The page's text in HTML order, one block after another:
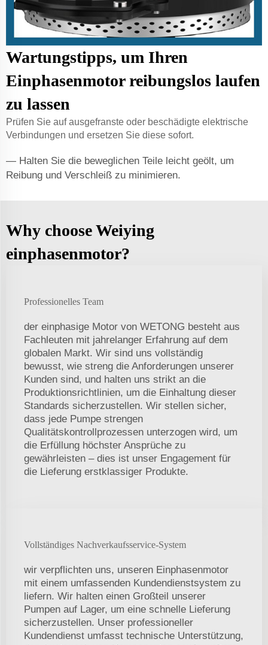
Wartungstipps, um Ihren
Einphasenmotor reibungslos laufen
zu lassen
Prüfen Sie auf ausgefranste oder beschädigte elektrische
Verbindungen und ersetzen Sie diese sofort.
— Halten Sie die beweglichen Teile leicht geölt, um
Reibung und Verschleiß zu minimieren.
Why choose Weiying
einphasenmotor?
Professionelles Team
der einphasige Motor von WETONG besteht aus
Fachleuten mit jahrelanger Erfahrung auf dem
globalen Markt. Wir sind uns vollständig
bewusst, wie streng die Anforderungen unserer
Kunden sind, und halten uns strikt an die
Produktionsrichtlinien, um die Einhaltung dieser
Standards sicherzustellen. Wir stellen sicher,
dass jede Pumpe strengen
Qualitätskontrollprozessen unterzogen wird, um
die Erfüllung höchster Ansprüche zu
gewährleisten – dies ist unser Engagement für
die Lieferung erstklassiger Produkte.
Vollständiges Nachverkaufsservice-System
wir verpflichten uns, unseren Einphasenmotor
mit einem umfassenden Kundendienstsystem zu
liefern. Wir halten einen Großteil unserer
Pumpen auf Lager, um eine schnelle Lieferung
sicherzustellen. Unser professioneller
Kundendienst umfasst technische Unterstützung,